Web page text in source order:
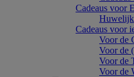
Cadeaus voor
Cadeaus voor
Voor de
Voor de
Voor de
Voor de